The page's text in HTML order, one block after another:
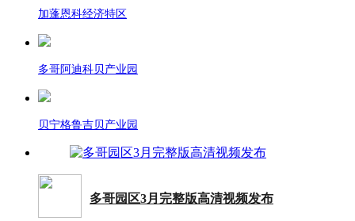
加蓬恩科经济特区
多哥阿迪科贝产业园
贝宁格鲁吉贝产业园
多哥园区3月完整版高清视频发布